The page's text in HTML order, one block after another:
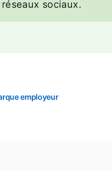
sociaux.
employeur